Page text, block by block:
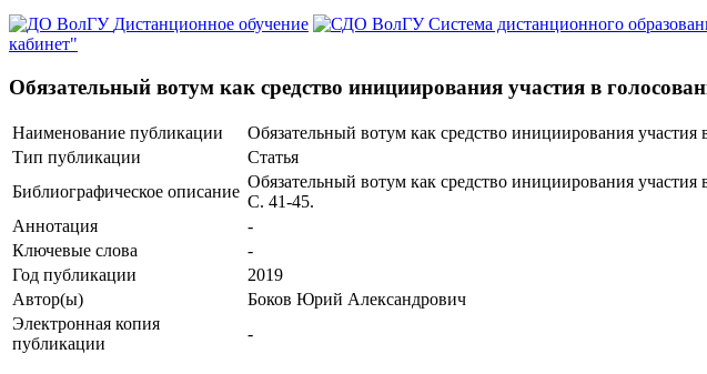
Дистанционное обучение
Система дистанционного
кабинет"
Обязательный вотум как средство инициирования участия в
Наименование публикации
Обязательный вотум как средство инициирования участия
Тип публикации
Статья
Библиографическое описание
Обязательный вотум как средство инициирования
С. 41-45.
Аннотация
-
Ключевые cлова
-
Год публикации
2019
Автор(ы)
Боков Юрий Александрович
Электронная копия
публикации
-